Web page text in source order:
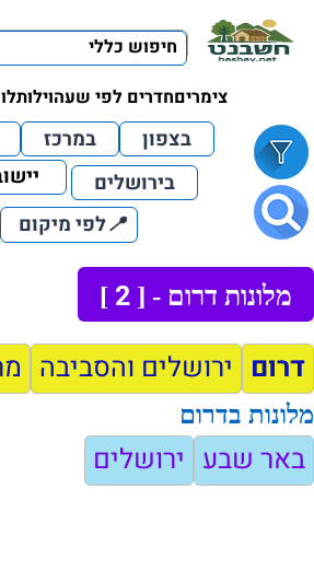
חיפוש כללי
צימריםחדרים לפי שעהוילות
בצפון במרכז
בירושלים
📍לפי מיקום
מלונות דרום - [ 2
]
דרום ירושלים והסביבה
מלונות בדרום
באר שבע ירושלים